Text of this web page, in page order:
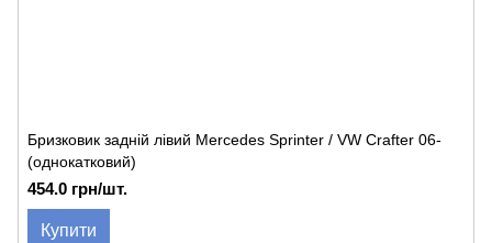
Бризковик задній лівий Mercedes Sprinter / VW Crafter 06-
(однокатковий)
454.0 грн/шт.
Купити